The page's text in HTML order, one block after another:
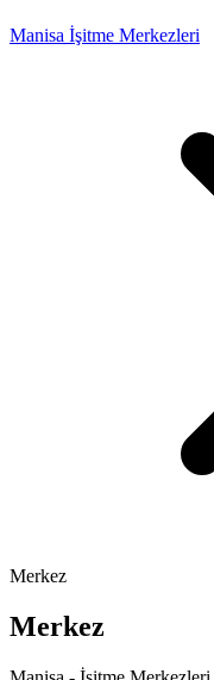
Manisa İşitme Merkezleri
Merkez
Merkez